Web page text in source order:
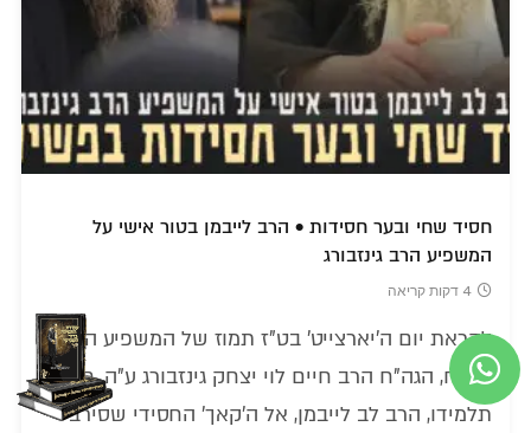
חסיד שחי ובער חסידות • הרב לייבמן בטור אישי על
המשפיע הרב גינזבורג
4 דקות קריאה
לקראת יום ה'יארצייט' בט"ז תמוז של המשפיע הבלתי
נשכח, הגה"ח הרב חיים לוי יצחק גינזבורג ע"ה, חוזר
תלמידו, הרב לב לייבמן, אל ה'קאך' החסידי שסירב